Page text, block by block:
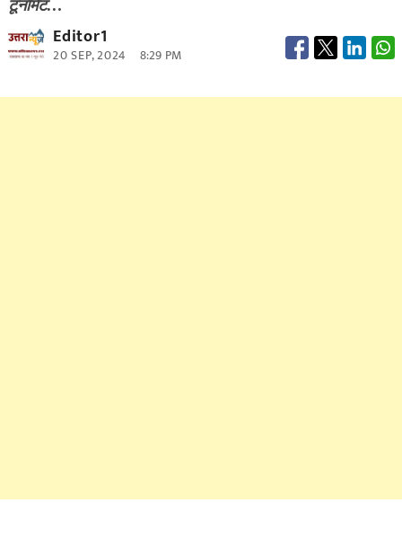
टूर्नामेंट…
Editor1
20 SEP, 2024 8:29 PM